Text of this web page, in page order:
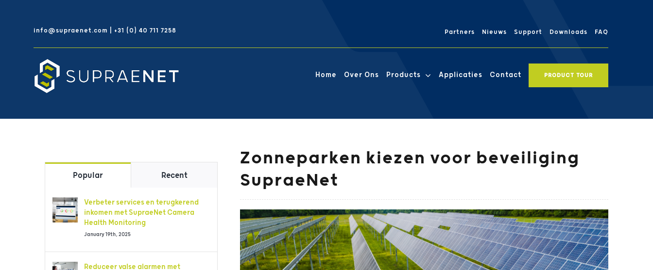
info@supraenet.com | +31 (0) 40 711 7258 Partners Nieuws Support Downloads FAQ
Home Over Ons Products Applicaties Contact PRODUCT TOUR
Popular Recent
Verbeter services en terugkerend
inkomen met SupraeNet Camera
Health Monitoring
January 19th, 2025
Reduceer valse alarmen met
Zonneparken kiezen voor beveiliging
SupraeNet